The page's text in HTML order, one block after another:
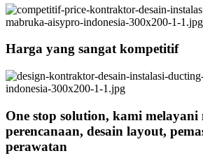
Harga yang sangat kompetitif
One stop solution, kami
perencanaan, desain layout,
perawatan